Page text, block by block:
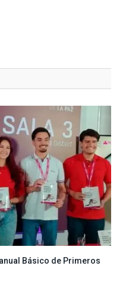
Básico de Primeros